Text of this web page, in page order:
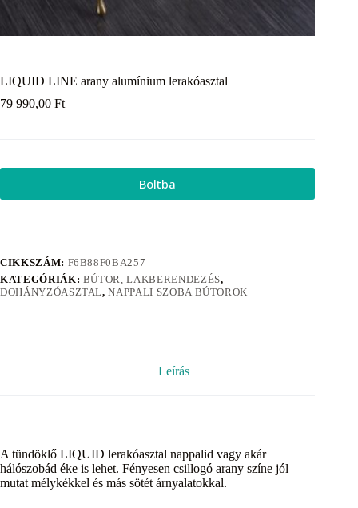
LIQUID LINE arany alumínium lerakóasztal
79 990,00 Ft
Boltba
CIKKSZÁM: F6B88F0BA257
KATEGÓRIÁK: BÚTOR, LAKBERENDEZÉS,
DOHÁNYZÓASZTAL,NAPPALI SZOBA BÚTOROK
Leírás
A tündöklő LIQUID lerakóasztal nappalid vagy akár
hálószobád éke is lehet. Fényesen csillogó arany színe jól
mutat mélykékkel és más sötét árnyalatokkal.